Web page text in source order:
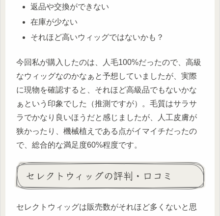
返品や交換ができない
在庫が少ない
それほど高いウィッグではないかも？
今回私が購入したのは、人毛100%だったので、高級
なウィッグなのかなぁと予想していましたが、実際
に現物を確認すると、それほど高級品でもないかな
ぁという印象でした（推測ですが）。毛質はサラサ
ラでかなり良いほうだと感じましたが、人工皮膚が
狭かったり、機械植えである点がイマイチだったの
で、総合的な満足度60%程度です。
セレクトウィッグの評判・口コミ
セレクトウィッグは販売数がそれほど多くないと思